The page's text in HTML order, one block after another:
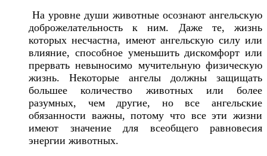
На уровне души животные осознают ангельскую
доброжелательность к ним. Даже те, жизнь
которых несчастна, имеют ангельскую силу или
влияние, способное уменьшить дискомфорт или
прервать невыносимо мучительную физическую
жизнь. Некоторые ангелы должны защищать
большее количество животных или более
разумных, чем другие, но все ангельские
обязанности важны, потому что все эти жизни
имеют значение для всеобщего равновесия
энергии животных.